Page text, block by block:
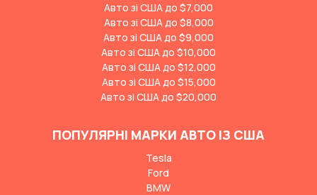
Авто зі США до $7,000
Авто зі США до $8,000
Авто зі США до $9,000
Авто зі США до $10,000
Авто зі США до $12,000
Авто зі США до $15,000
Авто зі США до $20,000
ПОПУЛЯРНІ МАРКИ АВТО ІЗ США
Tesla
Ford
BMW